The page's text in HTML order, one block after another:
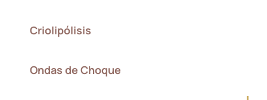
Criolipólisis
Ondas de Choque